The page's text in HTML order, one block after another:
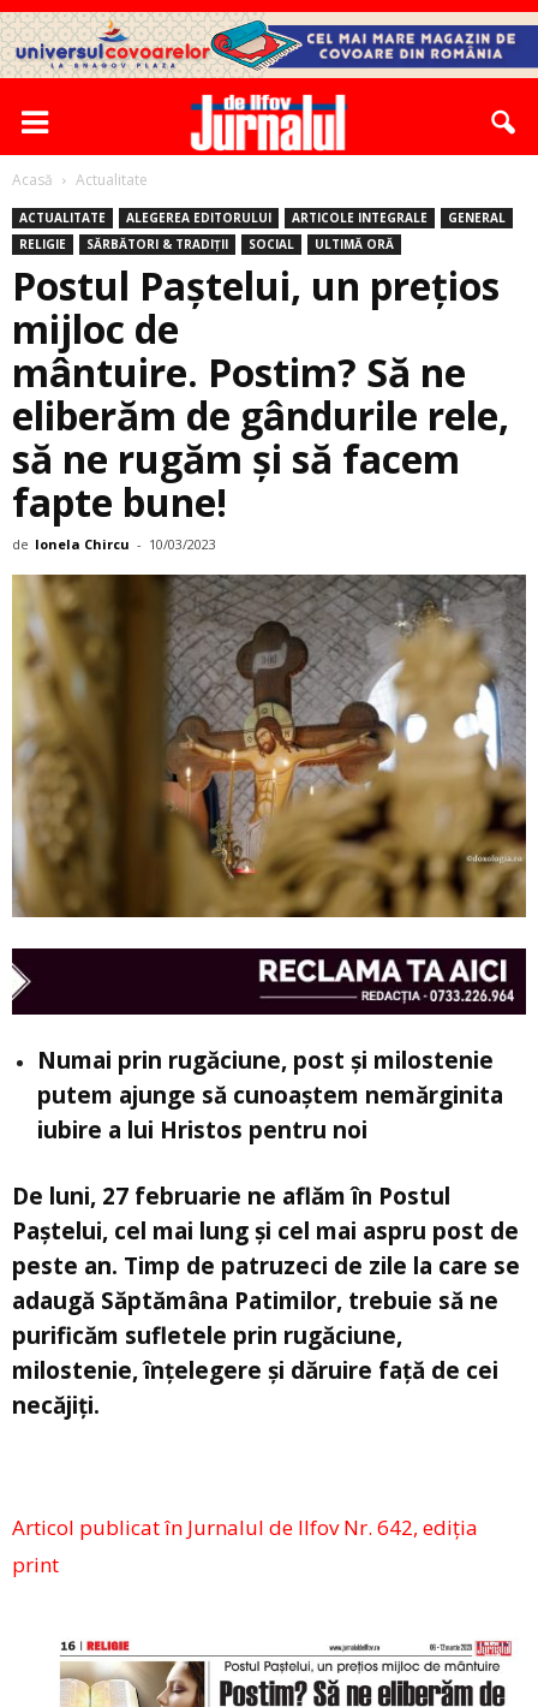
Acasă Actualitate
ACTUALITATE ALEGEREA EDITORULUI ARTICOLE INTEGRALE
GENERAL
RELIGIE
SĂRBĂTORI & TRADIȚII SOCIAL ULTIMĂ ORĂ
Postul Paștelui, un prețios
mijloc de
mântuire. Postim? Să ne
eliberăm de gândurile rele,
să ne rugăm și să facem
fapte bune!
de Ionela Chircu - 10/03/2023
Numai prin rugăciune, post și milostenie
putem ajunge să cunoaștem nemărginita
iubire a lui Hristos pentru noi
De luni, 27 februarie ne aflăm în Postul
Paștelui, cel mai lung și cel mai aspru post de
peste an. Timp de patruzeci de zile la care se
adaugă Săptămâna Patimilor, trebuie să ne
purificăm sufletele prin rugăciune,
milostenie, înțelegere și dăruire față de cei
necăjiți.
Articol publicat în Jurnalul de Ilfov Nr. 642, ediția
print